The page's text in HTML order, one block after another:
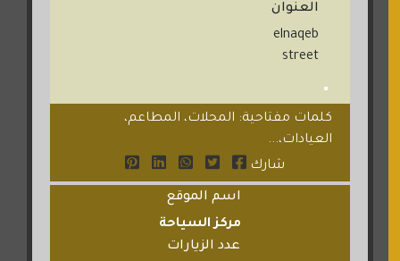
العنوان
elnaqeb
street
كلمات مفتاحية: المحلات، المطاعم،
العيادات،...
شارك
اسم الموقع
مركز السياحة
عدد الزيارات